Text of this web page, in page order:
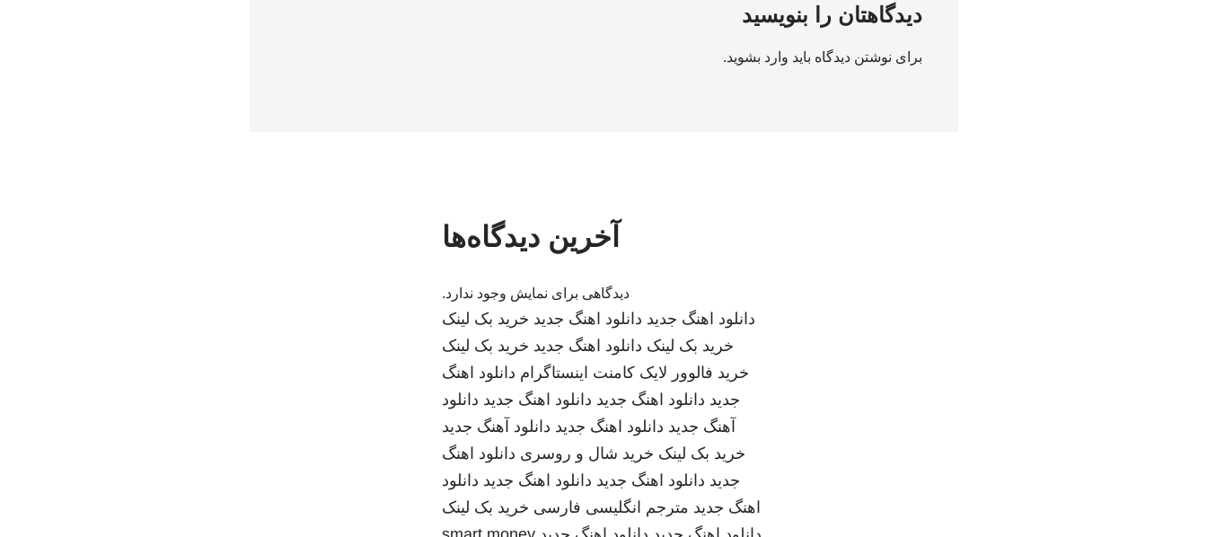
دیدگاهتان را بنویسید
برای نوشتن دیدگاه باید وارد بشوید.
آخرین دیدگاه‌ها
دیدگاهی برای نمایش وجود ندارد.
دانلود اهنگ جدید دانلود اهنگ جدید خرید بک لینک
خرید بک لینک دانلود اهنگ جدید خرید بک لینک
خرید فالوور لایک کامنت اینستاگرام دانلود اهنگ
جدید دانلود اهنگ جدید دانلود اهنگ جدید دانلود
آهنگ جدید دانلود اهنگ جدید دانلود آهنگ جدید
خرید بک لینک خرید شال و روسری دانلود اهنگ
جدید دانلود اهنگ جدید دانلود اهنگ جدید دانلود
اهنگ جدید مترجم انگلیسی فارسی خرید بک لینک